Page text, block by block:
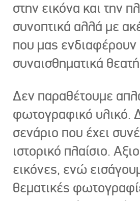
στην εικόνα και την
συνοπτικά αλλά με
που μας ενδιαφέρουν
συναισθηματικά
Δεν παραθέτουμε
φωτογραφικό υλικό.
σενάριο που έχει
ιστορικό πλαίσιο.
εικόνες, ενώ
θεματικές